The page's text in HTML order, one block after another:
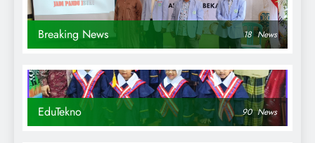
Breaking News 18 News
EduTekno 90 News